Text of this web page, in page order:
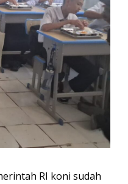
RI koni sudah